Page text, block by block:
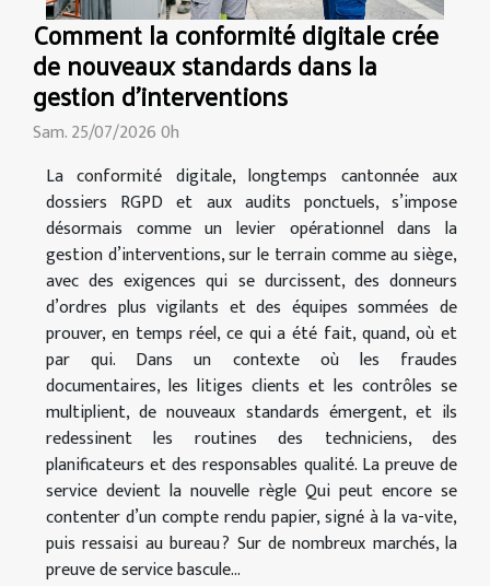
Comment la conformité digitale crée
de nouveaux standards dans la
gestion d’interventions
Sam. 25/07/2026 0h
La conformité digitale, longtemps cantonnée aux
dossiers RGPD et aux audits ponctuels, s’impose
désormais comme un levier opérationnel dans la
gestion d’interventions, sur le terrain comme au siège,
avec des exigences qui se durcissent, des donneurs
d’ordres plus vigilants et des équipes sommées de
prouver, en temps réel, ce qui a été fait, quand, où et
par qui. Dans un contexte où les fraudes
documentaires, les litiges clients et les contrôles se
multiplient, de nouveaux standards émergent, et ils
redessinent les routines des techniciens, des
planificateurs et des responsables qualité. La preuve de
service devient la nouvelle règle Qui peut encore se
contenter d’un compte rendu papier, signé à la va-vite,
puis ressaisi au bureau ? Sur de nombreux marchés, la
preuve de service bascule...